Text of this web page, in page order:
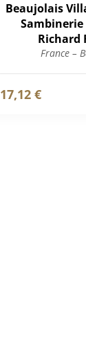
Beaujolais
Richard
France –
17,12 €